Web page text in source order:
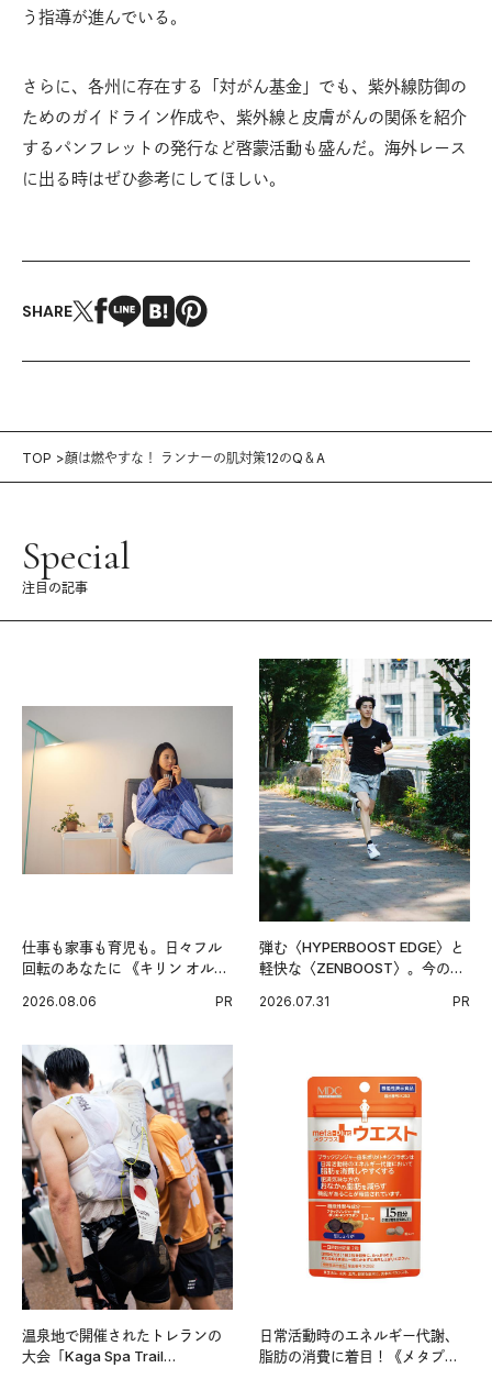
う指導が進んでいる。
さらに、各州に存在する「対がん基金」でも、紫外線防御の
ためのガイドライン作成や、紫外線と皮膚がんの関係を紹介
するパンフレットの発行など啓蒙活動も盛んだ。海外レース
に出る時はぜひ参考にしてほしい。
SHARE
TOP 顔は燃やすな！ ランナーの肌対策12のQ＆A
Special
注目の記事
仕事も家事も育児も。日々フル
回転のあなたに 《キリン オルニ
2026.08.06 PR
弾む〈HYPERBOOST EDGE〉と
軽快な〈ZENBOOST〉。今の時
出した新機軸。
2026.07.31 PR
温泉地で開催されたトレランの
大会「Kaga Spa Trail
日常活動時のエネルギー代謝、
脂肪の消費に着目！《メタプラ